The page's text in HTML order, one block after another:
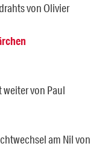
von Olivier
von Paul
am Nil von